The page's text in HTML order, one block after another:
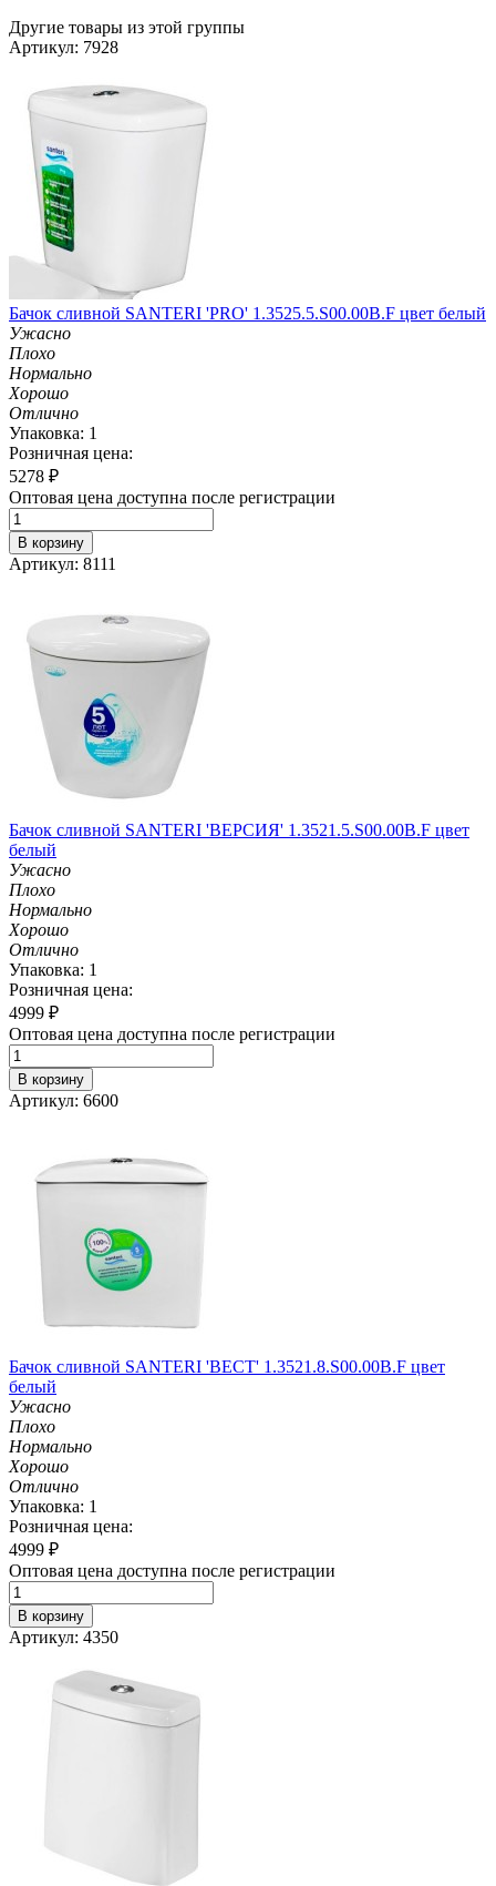
Другие товары из этой группы
Артикул: 7928
Бачок сливной SANTERI 'PRO' 1.3525.5.S00.00B.F цвет белый
Ужасно
Плохо
Нормально
Хорошо
Отлично
Упаковка: 1
Розничная цена:
5278 ₽
Оптовая цена доступна после регистрации
В корзину
Артикул: 8111
Бачок сливной SANTERI 'ВЕРСИЯ' 1.3521.5.S00.00B.F цвет
белый
Ужасно
Плохо
Нормально
Хорошо
Отлично
Упаковка: 1
Розничная цена:
4999 ₽
Оптовая цена доступна после регистрации
В корзину
Артикул: 6600
Бачок сливной SANTERI 'ВЕСТ' 1.3521.8.S00.00B.F цвет
белый
Ужасно
Плохо
Нормально
Хорошо
Отлично
Упаковка: 1
Розничная цена:
4999 ₽
Оптовая цена доступна после регистрации
В корзину
Артикул: 4350